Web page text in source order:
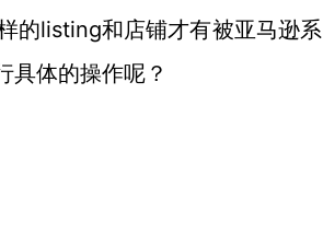
的listing和店铺才有被亚马逊系
具体的操作呢？